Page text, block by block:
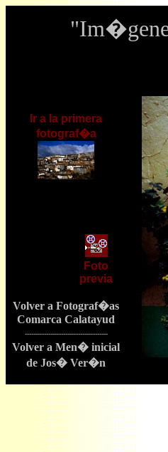
Ir a la primera
fotograf�a
Foto
previa
Volver a Fotograf�as
Comarca Calatayud
---------------------------------------
Volver a Men� inicial
de Jos� Ver�n